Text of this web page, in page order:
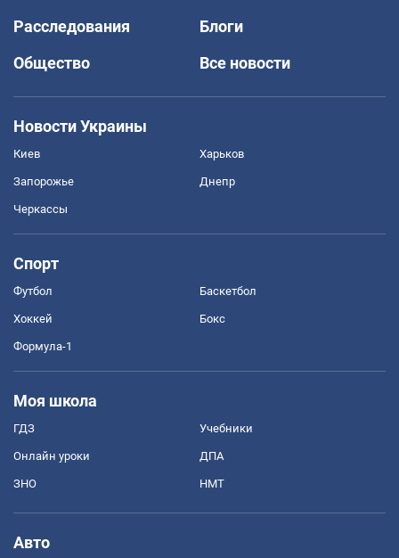
Расследования
Блоги
Общество
Все новости
Новости Украины
Киев Харьков
Запорожье Днепр
Черкассы
Спорт
Футбол Баскетбол
Хоккей Бокс
Формула-1
Моя школа
ГДЗ Учебники
Онлайн уроки ДПА
ЗНО НМТ
Авто